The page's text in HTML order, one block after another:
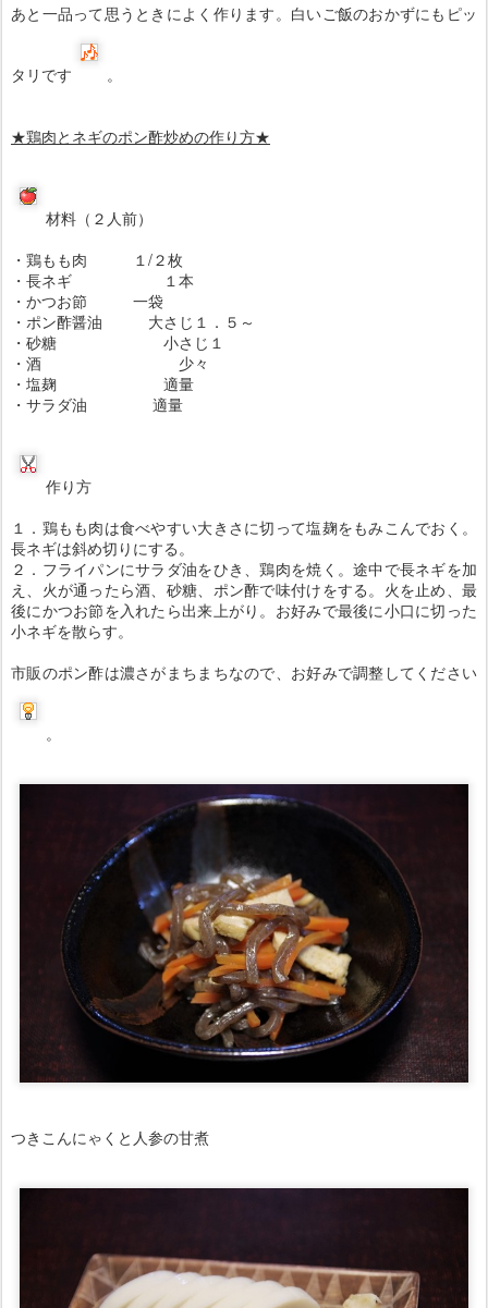
あと一品って思うときによく作ります。白いご飯のおかずにもピッ
タリです 。
★鶏肉とネギのポン酢炒めの作り方★
材料（２人前）
・鶏もも肉 １/２枚
・長ネギ １本
・かつお節 一袋
・ポン酢醤油 大さじ１．５～
・砂糖 小さじ１
・酒 少々
・塩麹 適量
・サラダ油 適量
作り方
１．鶏もも肉は食べやすい大きさに切って塩麹をもみこんでおく。
長ネギは斜め切りにする。
２．フライパンにサラダ油をひき、鶏肉を焼く。途中で長ネギを加
え、火が通ったら酒、砂糖、ポン酢で味付けをする。火を止め、最
後にかつお節を入れたら出来上がり。お好みで最後に小口に切った
小ネギを散らす。
市販のポン酢は濃さがまちまちなので、お好みで調整してください
。
つきこんにゃくと人参の甘煮